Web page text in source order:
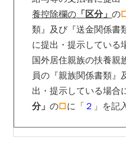
養控除欄の 「区分」の
類』及び『送金関係書
に提出・提示している
国外居住親族の扶養親
員の『親族関係書類』
出・提示している場合
分」の□に「 ２ 」を記